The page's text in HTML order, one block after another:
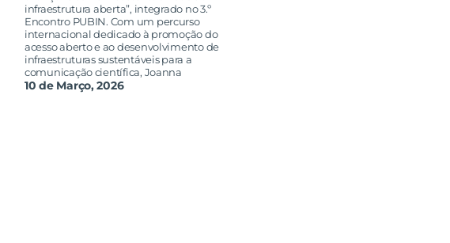
infraestrutura aberta”, integrado no 3.º
Encontro PUBIN. Com um percurso
internacional dedicado à promoção do
acesso aberto e ao desenvolvimento de
infraestruturas sustentáveis para a
comunicação científica, Joanna
10 de Março, 2026